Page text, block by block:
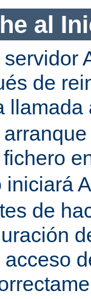
al
de
iniciará
de